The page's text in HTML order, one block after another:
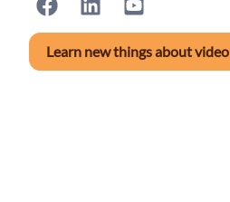
Learn new things about video